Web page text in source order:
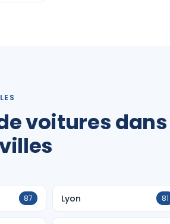
voitures dans
87 Lyon 81